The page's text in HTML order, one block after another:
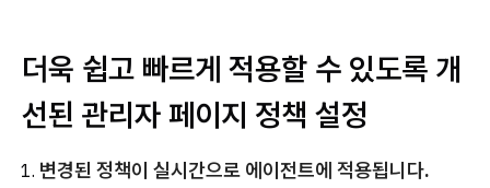
더욱 쉽고 빠르게 적용할 수 있도록 개
선된 관리자 페이지 정책 설정
변경된 정책이 실시간으로 에이전트에 적용됩니다.